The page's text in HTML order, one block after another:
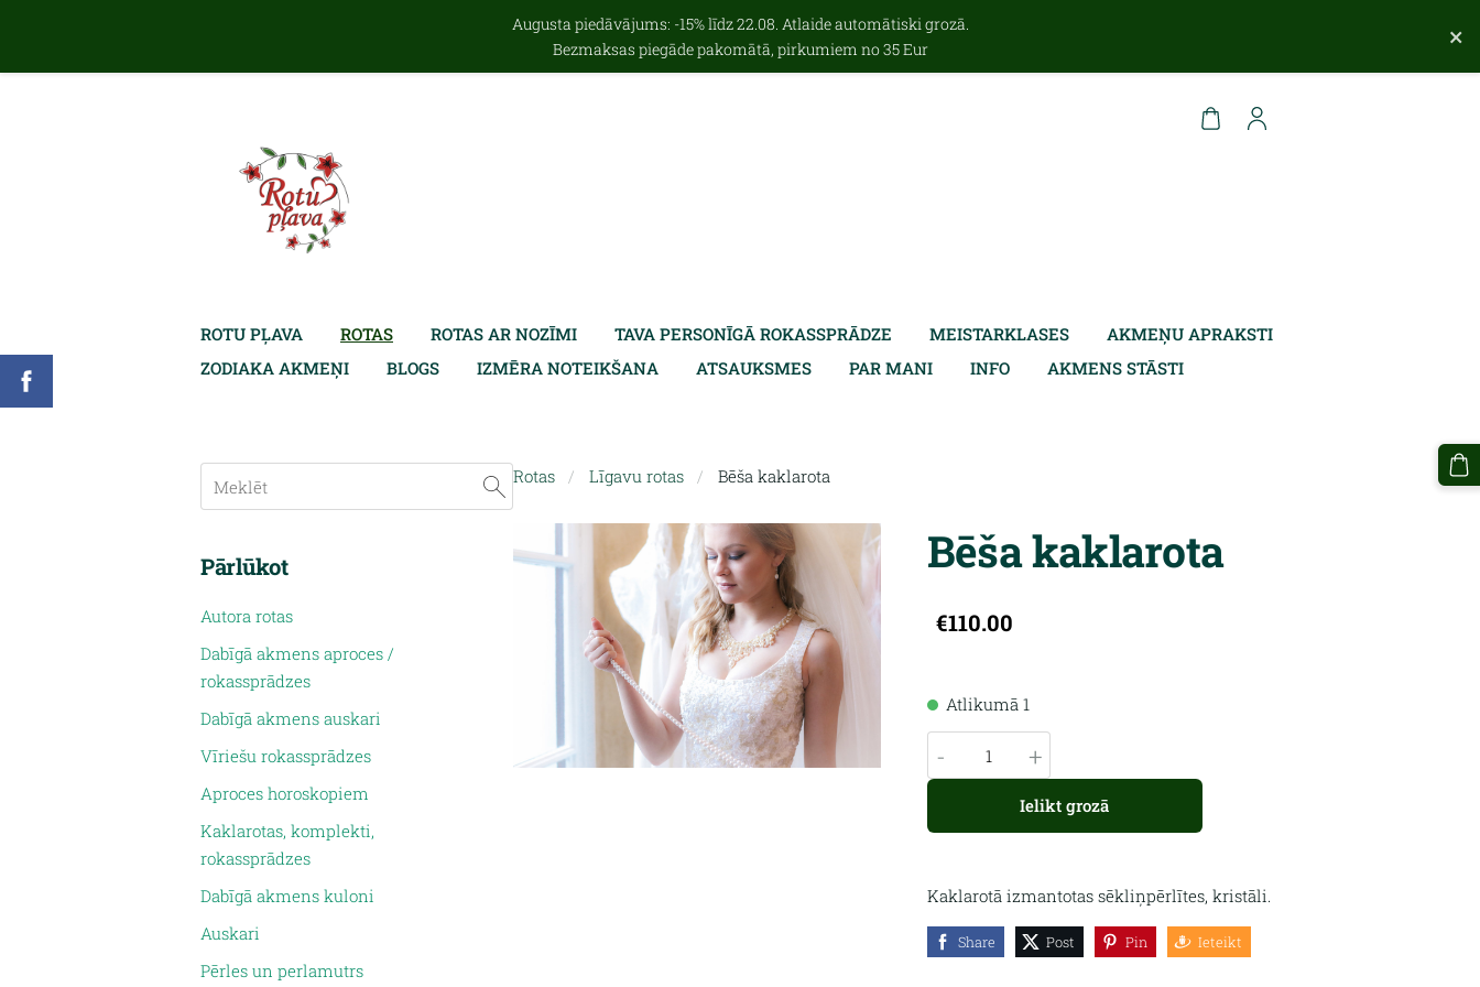
Augusta piedāvājums: -15% līdz 22.08. Atlaide automātiski grozā.
Bezmaksas piegāde pakomātā, pirkumiem no 35 Eur
×
ROTU PĻAVA ROTAS ROTAS AR NOZĪMI TAVA PERSONĪGĀ ROKASSPRĀDZE MEISTARKLASES
AKMEŅU APRAKSTI
ZODIAKA AKMEŅI
BLOGS IZMĒRA NOTEIKŠANA ATSAUKSMES PAR MANI INFO AKMENS STĀSTI
Pārlūkot
Autora rotas
Dabīgā akmens aproces /
rokassprādzes
Dabīgā akmens auskari
Vīriešu rokassprādzes
Aproces horoskopiem
Kaklarotas, komplekti,
rokassprādzes
Dabīgā akmens kuloni
Auskari
Pērles un perlamutrs
Rotas Līgavu rotas Bēša kaklarota
Bēša kaklarota
€110.00
Atlikumā 1
- +
Ielikt grozā
Kaklarotā izmantotas sēkliņpērlītes, kristāli.
Share Post Pin Ieteikt